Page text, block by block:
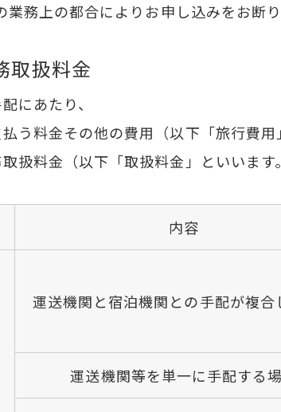
務上の都合によりお申し込みをお断り
取扱料金
にあたり、
う料金その他の費用（以下「旅行費用
扱料金（以下「取扱料金」といいます
内容
運送機関と宿泊機関との手配が複合
運送機関等を単一に手配する